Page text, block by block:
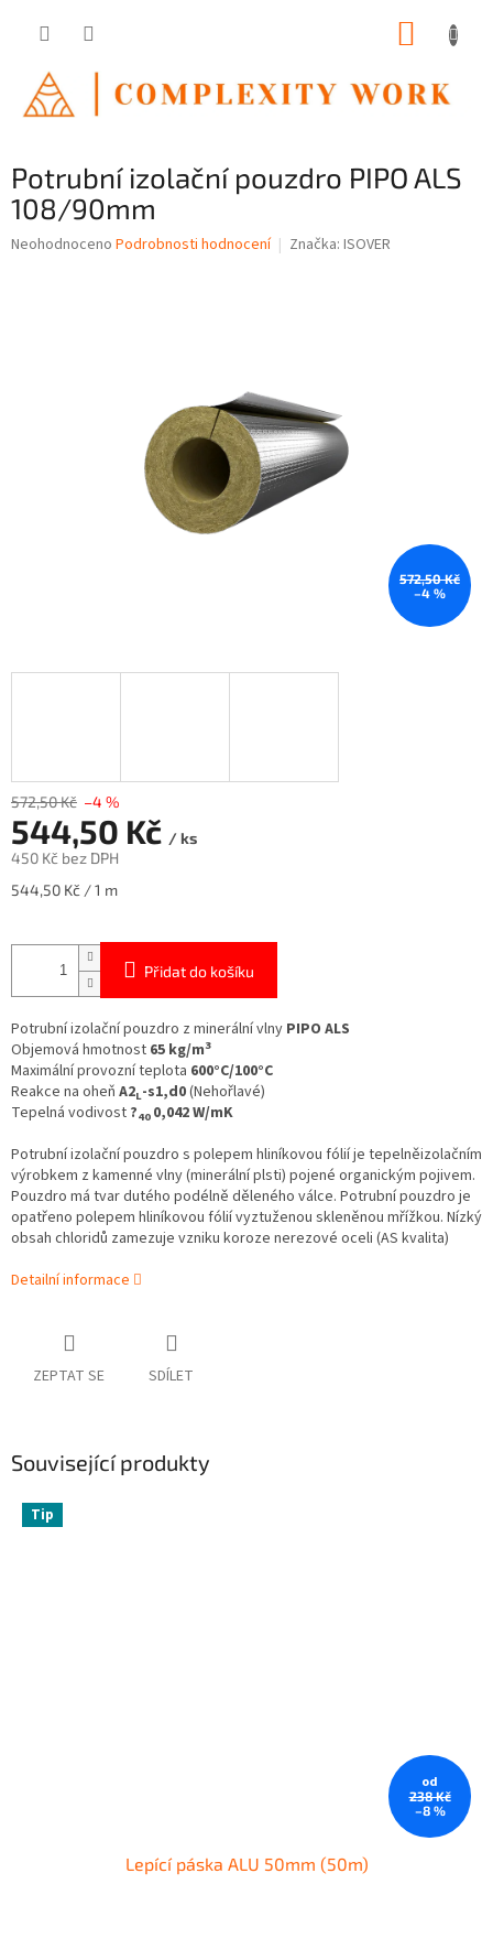
Potrubní izolační pouzdro PIPO ALS
108/90mm
Průměrné
Neohodnoceno Podrobnosti hodnocení Značka: ISOVER
572,50 Kč
–4 %
572,50 Kč –4 %
544,50 Kč / ks
450 Kč bez DPH
Měrná
544,50 Kč / 1 m
Přidat do košíku
Potrubní izolační pouzdro z minerální vlny PIPO ALS
Objemová hmotnost 65 kg/m3
Maximální provozní teplota 600°C/100°C
Reakce na oheň A2L-s1,d0(Nehořlavé)
Tepelná vodivost ?40 0,042 W/mK
Potrubní izolační pouzdro s polepem hliníkovou fólií je tepelněizolačním
výrobkem z kamenné vlny (minerální plsti) pojené organickým pojivem.
Pouzdro má tvar dutého podélně děleného válce. Potrubní pouzdro je
opatřeno polepem hliníkovou fólií vyztuženou skleněnou mřížkou. Nízký
obsah chloridů zamezuje vzniku koroze nerezové oceli (AS kvalita)
Detailní informace
ZEPTAT SE SDÍLET
Související produkty
Tip
od
238 Kč
–8 %
Lepící páska ALU 50mm (50m)